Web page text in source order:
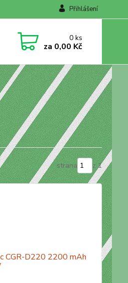
Přihlášení
0ks
za 0,00 Kč
strana z 1